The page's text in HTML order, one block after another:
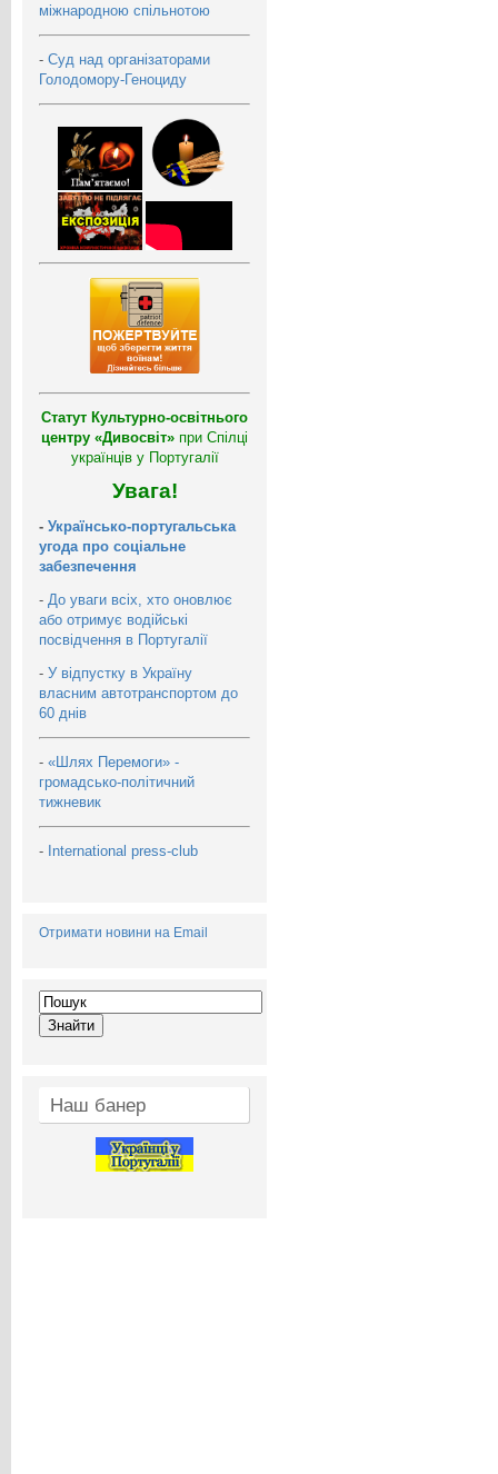
міжнародною спільнотою
- Суд над організаторами
Голодомору-Геноциду
Статут Культурно-освітнього
центру «Дивосвіт» при Спілці
українців у Португалії
Увага!
- Українсько-португальська
угода про соціальне
забезпечення
- До уваги всіх, хто оновлює
або отримує водійські
посвідчення в Португалії
- У відпустку в Україну
власним автотранспортом до
60 днів
- «Шлях Перемоги» -
громадсько-політичний
тижневик
- International press-club
Отримати новини на Email
Наш банер